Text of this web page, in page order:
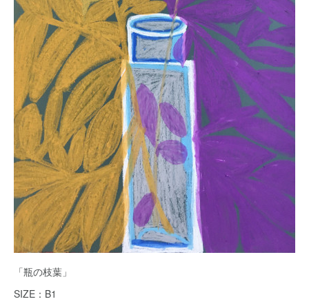
「瓶の枝葉」
SIZE：B1